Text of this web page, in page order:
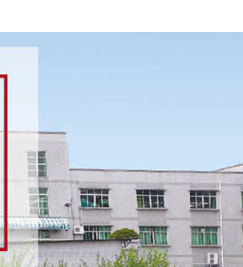
合作流程
视频中心
转轴定制
昌民优势